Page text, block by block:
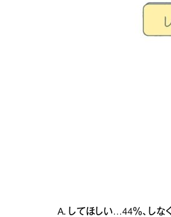
A. してほしい…44％、しな